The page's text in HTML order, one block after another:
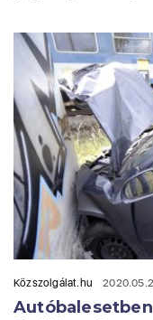
Közszolgálat.hu